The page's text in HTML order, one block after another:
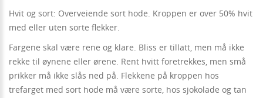
Hvit og sort: Overveiende sort hode. Kroppen er over 50% hvit
med eller uten sorte flekker.
Fargene skal være rene og klare. Bliss er tillatt, men må ikke
rekke til øynene eller ørene. Rent hvitt foretrekkes, men små
prikker må ikke slås ned på. Flekkene på kroppen hos
trefarget med sort hode må være sorte, hos sjokolade og tan